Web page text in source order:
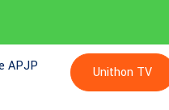
APJP Unithon TV